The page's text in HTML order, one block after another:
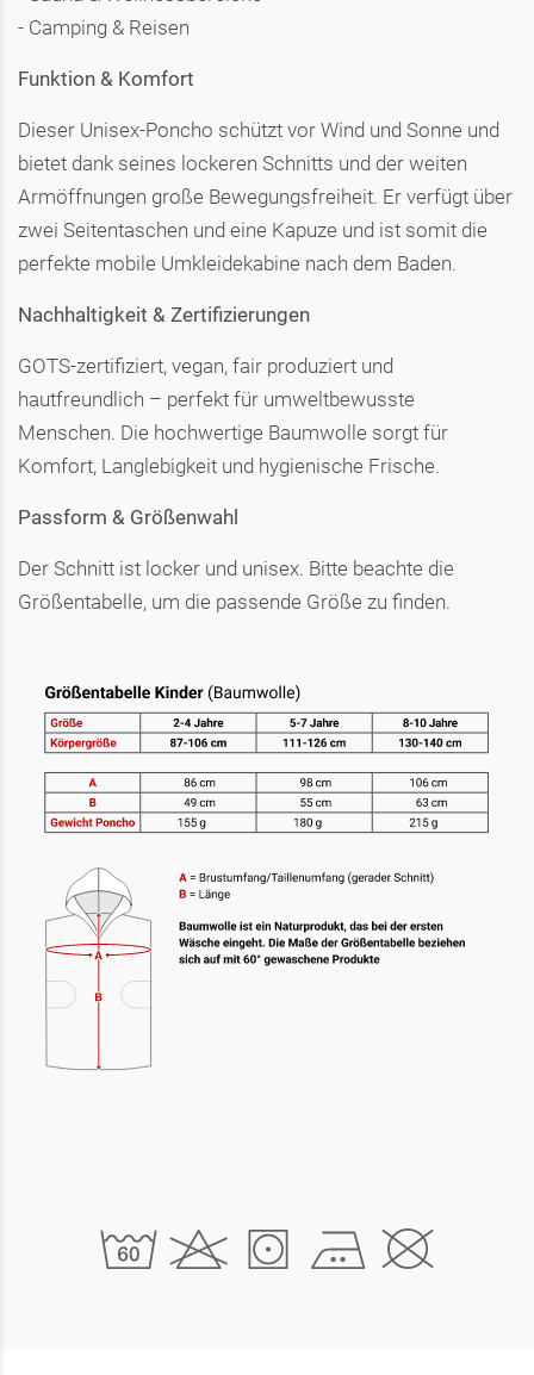
- Camping & Reisen
Funktion & Komfort
Dieser Unisex-Poncho schützt vor Wind und Sonne und
bietet dank seines lockeren Schnitts und der weiten
Armöffnungen große Bewegungsfreiheit. Er verfügt über
zwei Seitentaschen und eine Kapuze und ist somit die
perfekte mobile Umkleidekabine nach dem Baden.
Nachhaltigkeit & Zertifizierungen
GOTS-zertifiziert, vegan, fair produziert und
hautfreundlich – perfekt für umweltbewusste
Menschen. Die hochwertige Baumwolle sorgt für
Komfort, Langlebigkeit und hygienische Frische.
Passform & Größenwahl
Der Schnitt ist locker und unisex. Bitte beachte die
Größentabelle, um die passende Größe zu finden.